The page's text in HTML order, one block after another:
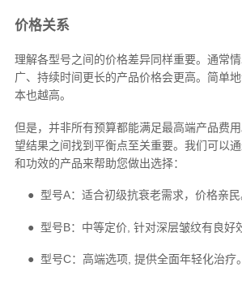
价格关系
理解各型号之间的价格差异同样重要。通常
广、持续时间更长的产品价格会更高。简单
本也越高。
但是，并非所有预算都能满足最高端产品费
望结果之间找到平衡点至关重要。我们可以
和功效的产品来帮助您做出选择：
● 型号A：适合初级抗衰老需求，价格亲民
● 型号B：中等定价, 针对深层皱纹有良好
● 型号C：高端选项, 提供全面年轻化治疗。